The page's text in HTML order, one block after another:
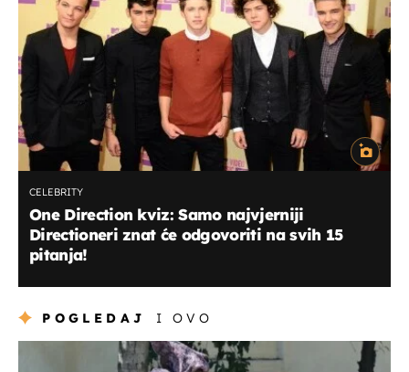
CELEBRITY
One Direction kviz: Samo najvjerniji
Directioneri znat će odgovoriti na svih 15
pitanja!
POGLEDAJ I OVO